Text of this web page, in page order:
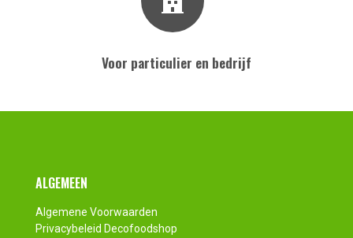
Voor particulier en bedrijf
Footer
ALGEMEEN
Algemene Voorwaarden
Privacybeleid Decofoodshop